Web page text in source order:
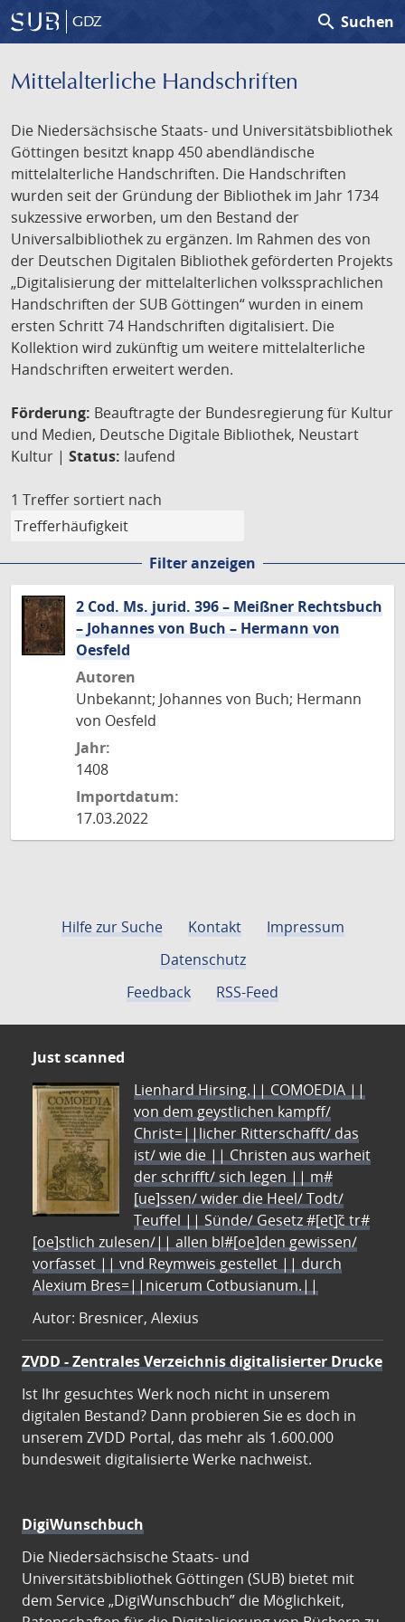
GDZ search Suchen
Mittelalterliche Handschriften
Die Niedersächsische Staats- und Universitätsbibliothek
Göttingen besitzt knapp 450 abendländische
mittelalterliche Handschriften. Die Handschriften
wurden seit der Gründung der Bibliothek im Jahr 1734
sukzessive erworben, um den Bestand der
Universalbibliothek zu ergänzen. Im Rahmen des von
der Deutschen Digitalen Bibliothek geförderten Projekts
„Digitalisierung der mittelalterlichen volkssprachlichen
Handschriften der SUB Göttingen“ wurden in einem
ersten Schritt 74 Handschriften digitalisiert. Die
Kollektion wird zukünftig um weitere mittelalterliche
Handschriften erweitert werden.
Förderung: Beauftragte der Bundesregierung für Kultur
und Medien, Deutsche Digitale Bibliothek, Neustart
Kultur | Status: laufend
1 Treffer sortiert nach
Filter anzeigen
2 Cod. Ms. jurid. 396 – Meißner Rechtsbuch
– Johannes von Buch – Hermann von
Oesfeld
Autoren
Unbekannt; Johannes von Buch; Hermann
von Oesfeld
Jahr:
1408
Importdatum:
17.03.2022
Hilfe zur Suche Kontakt
Impressum
Datenschutz
Feedback
RSS-Feed
Just scanned
Lienhard Hirsing.|| COMOEDIA ||
von dem geystlichen kampff/
Christ=||licher Ritterschafft/ das
ist/ wie die || Christen aus warheit
der schrifft/ sich legen || m#
[ue]ssen/ wider die Heel/ Todt/
Teuffel || Sünde/ Gesetz #[et]c̃ tr#
[oe]stlich zulesen/|| allen bl#[oe]den gewissen/
vorfasset || vnd Reymweis gestellet || durch
Alexium Bres=||nicerum Cotbusianum.||
Autor: Bresnicer, Alexius
ZVDD - Zentrales Verzeichnis digitalisierter Drucke
Ist Ihr gesuchtes Werk noch nicht in unserem
digitalen Bestand? Dann probieren Sie es doch in
unserem ZVDD Portal, das mehr als 1.600.000
bundesweit digitalisierte Werke nachweist.
DigiWunschbuch
Die Niedersächsische Staats- und
Universitätsbibliothek Göttingen (SUB) bietet mit
dem Service „DigiWunschbuch” die Möglichkeit,